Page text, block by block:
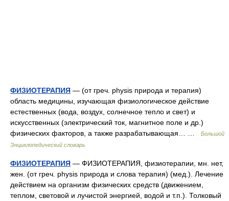
ФИЗИОТЕРАПИЯ — (от греч. physis природа и терапия)
область медицины, изучающая физиологическое действие
естественных (вода, воздух, солнечное тепло и свет) и
искусственных (электрический ток, магнитное поле и др.)
физических факторов, а также разрабатывающая… …
Большой
Энциклопедический словарь
ФИЗИОТЕРАПИЯ — ФИЗИОТЕРАПИЯ, физиотерапии, мн. нет,
жен. (от греч. physis природа и слова терапия) (мед.). Лечение
действием на организм физических средств (движением,
теплом, световой и лучистой энергией, водой и т.п.). Толковый